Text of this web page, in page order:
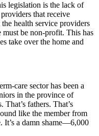
legislation is the lack of
that receive
health service providers
be non-profit. This has
take over the home and
care sector has been a
in the province of
fathers. That’s
like the member from
It’s a damn shame—6,000